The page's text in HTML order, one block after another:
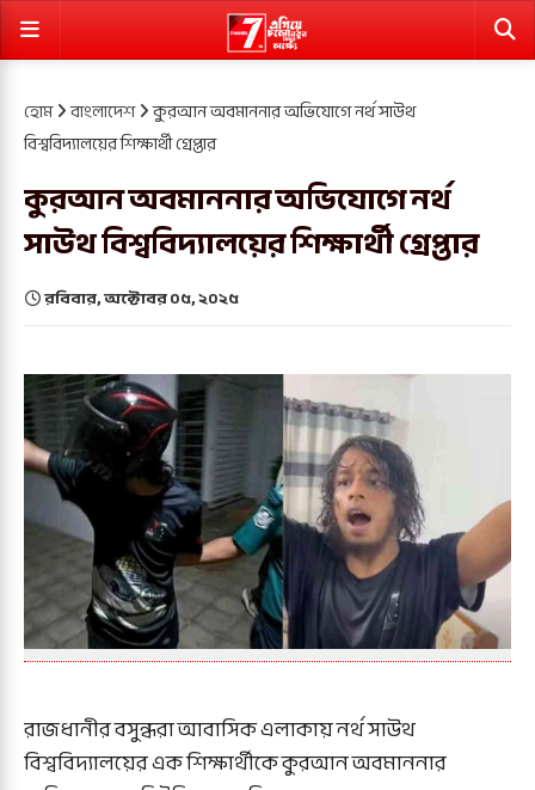
হোম বাংলাদেশ কুরআন অবমাননার অভিযোগে নর্থ সাউথ
বিশ্ববিদ্যালয়ের শিক্ষার্থী গ্রেপ্তার
কুরআন অবমাননার অভিযোগে নর্থ
সাউথ বিশ্ববিদ্যালয়ের শিক্ষার্থী গ্রেপ্তার
রবিবার, অক্টোবর ০৫, ২০২৫
রাজধানীর বসুন্ধরা আবাসিক এলাকায় নর্থ সাউথ
বিশ্ববিদ্যালয়ের এক শিক্ষার্থীকে কুরআন অবমাননার